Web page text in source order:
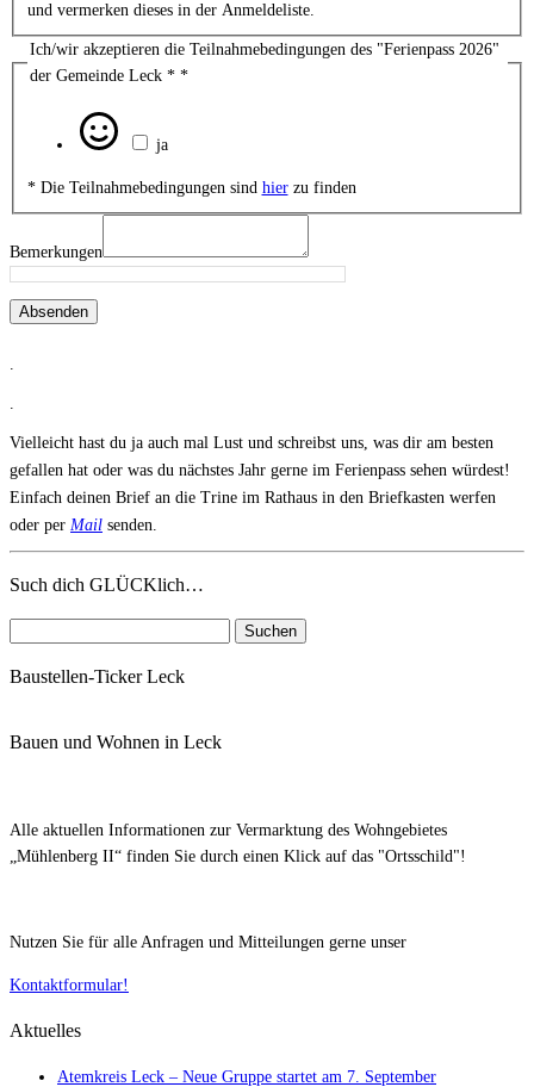
und vermerken dieses in der Anmeldeliste.
Ich/wir akzeptieren die Teilnahmebedingungen des "Ferienpass 2026"
der Gemeinde Leck * *
ja
* Die Teilnahmebedingungen sind hierzu finden
Bemerkungen
Absenden
Vielleicht hast du ja auch mal Lust und schreibst uns, was dir am besten
gefallen hat oder was du nächstes Jahr gerne im Ferienpass sehen würdest!
Einfach deinen Brief an die Trine im Rathaus in den Briefkasten werfen
oder per Mail senden.
Such dich GLÜCKlich…
Baustellen-Ticker Leck
Bauen und Wohnen in Leck
Alle aktuellen Informationen zur Vermarktung des Wohngebietes
„Mühlenberg II“ finden Sie durch einen Klick auf das "Ortsschild"!
Nutzen Sie für alle Anfragen und Mitteilungen gerne unser
Kontaktformular!
Aktuelles
Atemkreis Leck – Neue Gruppe startet am 7. September